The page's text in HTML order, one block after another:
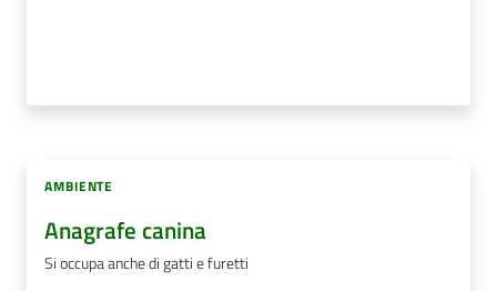
AMBIENTE
Anagrafe canina
Si occupa anche di gatti e furetti